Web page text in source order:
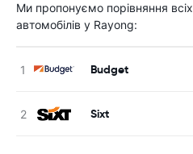
Ми пропонуємо порівняння
автомобілів у Rayong:
Budget
Sixt